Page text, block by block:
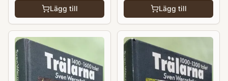
Lägg till Lägg till